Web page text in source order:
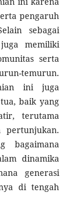
pengaruh
sebagai
memiliki
serta
temurun.
ini juga
baik yang
terutama
bagaimana
dinamika
generasi
di tengah